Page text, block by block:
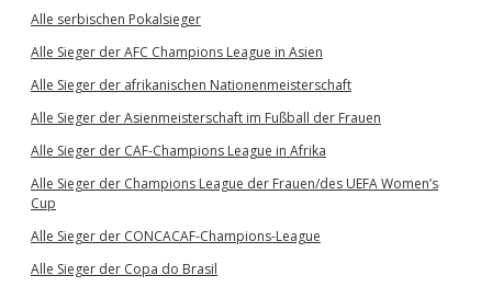
Alle serbischen Pokalsieger
Alle Sieger der AFC Champions League in Asien
Alle Sieger der afrikanischen Nationenmeisterschaft
Alle Sieger der Asienmeisterschaft im Fußball der Frauen
Alle Sieger der CAF-Champions League in Afrika
Alle Sieger der Champions League der Frauen/des UEFA Women’s
Cup
Alle Sieger der CONCACAF-Champions-League
Alle Sieger der Copa do Brasil